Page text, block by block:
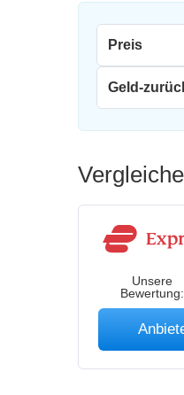
Preis
Geld-
Unsere
Bewertung: